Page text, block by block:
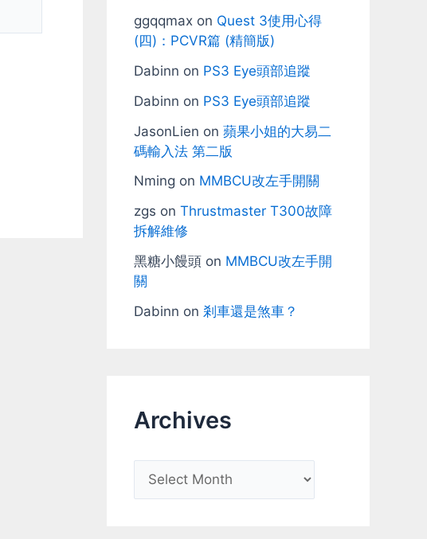
ggqqmax on Quest 3使用心得
(四)：PCVR篇 (精簡版)
Dabinn on PS3 Eye頭部追蹤
Dabinn on PS3 Eye頭部追蹤
JasonLien on 蘋果小姐的大易二
碼輸入法 第二版
Nming on MMBCU改左手開關
zgs on Thrustmaster T300故障
拆解維修
黑糖小饅頭 on MMBCU改左手開
關
Dabinn on 剎車還是煞車？
Archives
r